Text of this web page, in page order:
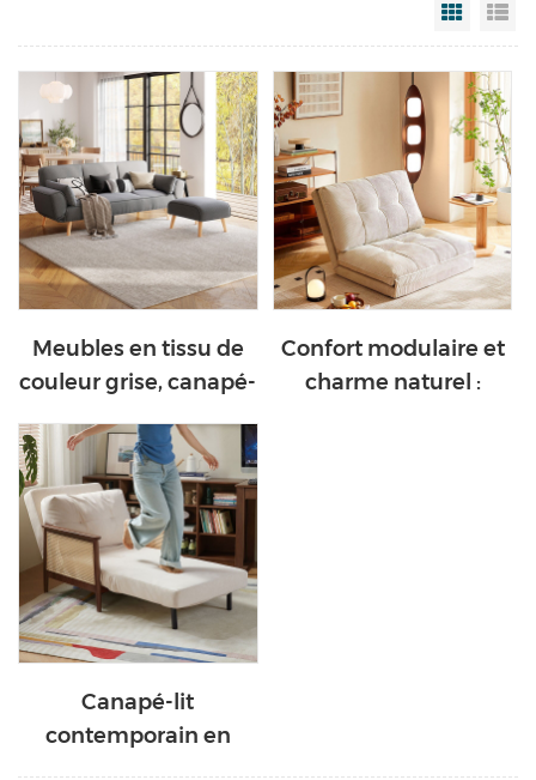
Grid
Meubles en tissu de
couleur grise, canapé-
vente, LS202401
Confort modulaire et
charme naturel :
Canapé-lit
contemporain en